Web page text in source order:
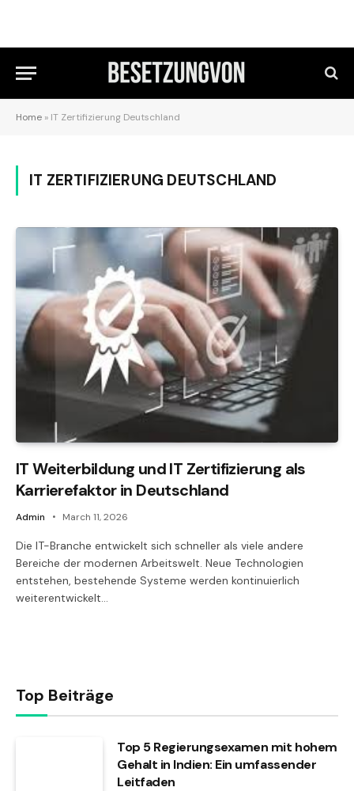
Home » IT Zertifizierung Deutschland
IT ZERTIFIZIERUNG DEUTSCHLAND
IT Weiterbildung und IT Zertifizierung als
Karrierefaktor in Deutschland
Admin March 11, 2026
Die IT-Branche entwickelt sich schneller als viele andere
Bereiche der modernen Arbeitswelt. Neue Technologien
entstehen, bestehende Systeme werden kontinuierlich
weiterentwickelt…
Top Beiträge
Top 5 Regierungsexamen mit hohem
Gehalt in Indien: Ein umfassender
Leitfaden